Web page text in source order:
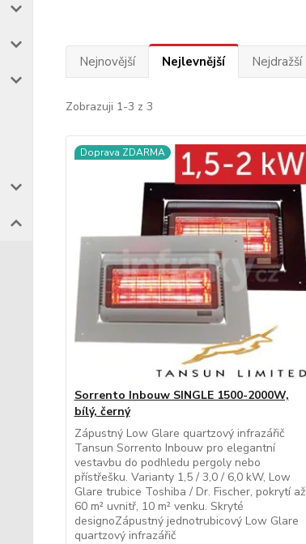
Nejnovější Nejlevnější Nejdražší
Zobrazuji 1-3 z 3
Doprava ZDARMA
Sorrento Inbouw SINGLE 1500-2000W,
bílý, černý
Zápustný Low Glare quartzový infrazářič
Tansun Sorrento Inbouw pro elegantní
vestavbu do podhledu pergoly nebo
přístřešku. Varianty 1,5 / 3,0 / 6,0 kW, Low
Glare trubice Toshiba / Dr. Fischer, pokrytí až
60 m² uvnitř, 10 m² venku. Skryté
designoZápustný jednotrubicový Low Glare
quartzový infrazářič